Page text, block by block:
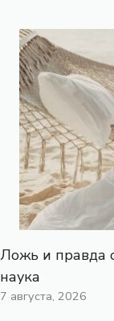
Ложь и правда
наука
7 августа, 2026